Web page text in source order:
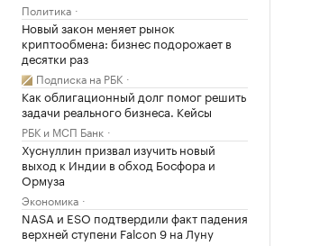
Политика
Новый закон меняет рынок
криптообмена: бизнес подорожает в
десятки раз
Подписка на РБК
Как облигационный долг помог решить
задачи реального бизнеса. Кейсы
РБК и МСП Банк
Хуснуллин призвал изучить новый
выход к Индии в обход Босфора и
Ормуза
Экономика
NASA и ESO подтвердили факт падения
верхней ступени Falcon 9 на Луну